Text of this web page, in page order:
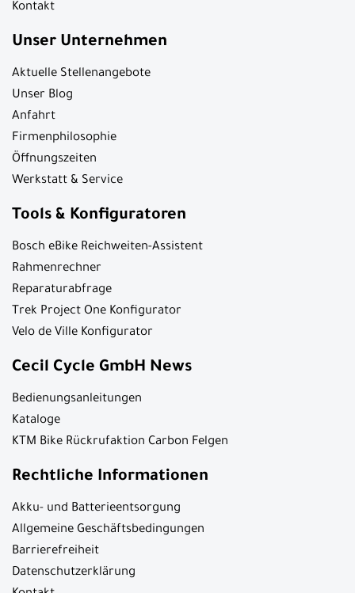
Kontakt
Unser Unternehmen
Aktuelle Stellenangebote
Unser Blog
Anfahrt
Firmenphilosophie
Öffnungszeiten
Werkstatt & Service
Tools & Konfiguratoren
Bosch eBike Reichweiten-Assistent
Rahmenrechner
Reparaturabfrage
Trek Project One Konfigurator
Velo de Ville Konfigurator
Cecil Cycle GmbH News
Bedienungsanleitungen
Kataloge
KTM Bike Rückrufaktion Carbon Felgen
Rechtliche Informationen
Akku- und Batterieentsorgung
Allgemeine Geschäftsbedingungen
Barrierefreiheit
Datenschutzerklärung